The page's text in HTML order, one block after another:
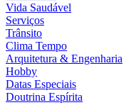
Vida Saudável
Serviços
Trânsito
Clima Tempo
Arquitetura & Engenharia
Hobby
Datas Especiais
Doutrina Espírita